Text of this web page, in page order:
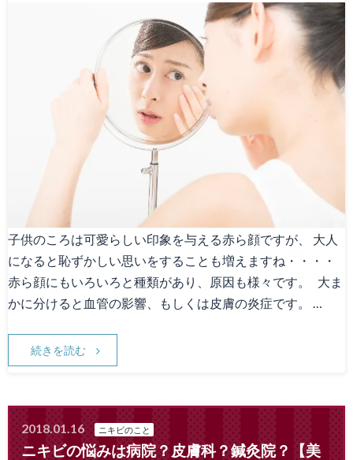
子供のころは可愛らしい印象を与える赤ら顔ですが、 大人
になると恥ずかしい思いをすることも増えますね・・・・
赤ら顔にもいろいろと種類があり、原因も様々です。 大ま
かに分けると血管の影響、もしくは皮膚の炎症です。 …
続きを読む
2018.01.16 ニキビのこと
ニキビの悩みは病院？皮膚科？鍼灸院？【美